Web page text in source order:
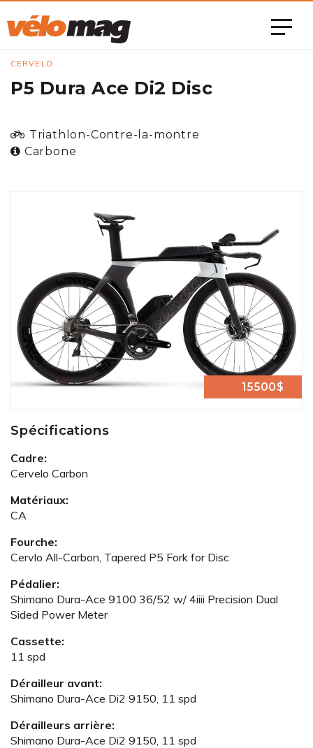
CERVELO
P5 Dura Ace Di2 Disc
Triathlon-Contre-la-montre
Carbone
15500$
Spécifications
Cadre:
Cervelo Carbon
Matériaux:
CA
Fourche:
Cervlo All-Carbon, Tapered P5 Fork for Disc
Pédalier:
Shimano Dura-Ace 9100 36/52 w/ 4iiii Precision Dual
Sided Power Meter
Cassette:
11 spd
Dérailleur avant:
Shimano Dura-Ace Di2 9150, 11 spd
Dérailleurs arrière:
Shimano Dura-Ace Di2 9150, 11 spd